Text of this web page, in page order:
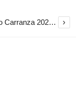
1 – 3 | La UD Las Palmas gana el Trofeo Carranza 2026 tras imponerse al Cádiz CF ›